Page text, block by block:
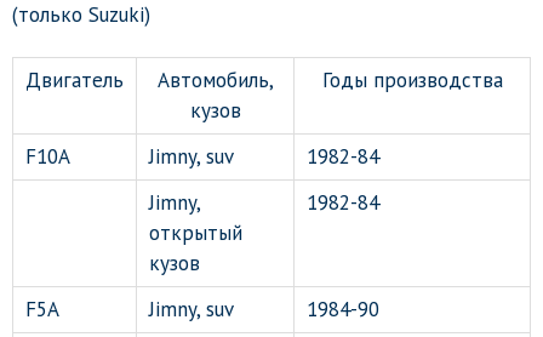
(только Suzuki)
Двигатель
Автомобиль,
кузов
Годы производства
F10A Jimny, suv
1982-84
Jimny,
открытый
кузов
1982-84
F5A Jimny, suv 1984-90